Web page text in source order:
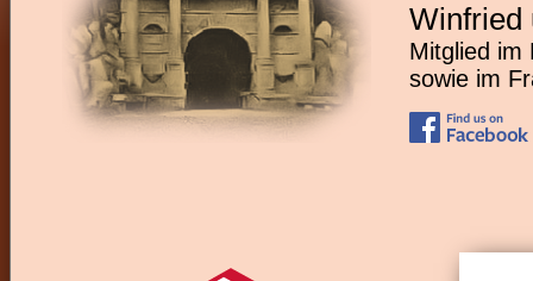
Winfried
Mitglied im
sowie im